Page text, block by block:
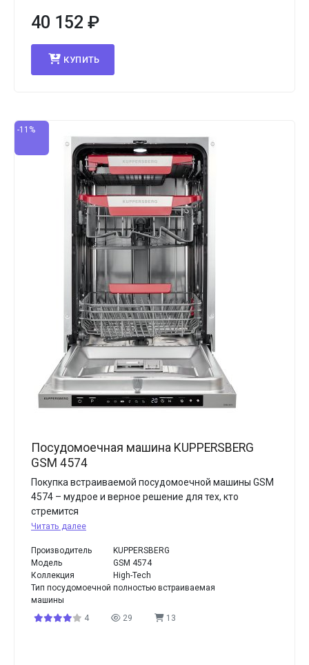
40 152 ₽
КУПИТЬ
-11%
Посудомоечная машина KUPPERSBERG
GSM 4574
Покупка встраиваемой посудомоечной машины GSM
4574 – мудрое и верное решение для тех, кто
стремится
Читать далее
Производитель
KUPPERSBERG
Модель
GSM 4574
Коллекция
High-Tech
Тип посудомоечной
машины
полностью встраиваемая
4 29 13